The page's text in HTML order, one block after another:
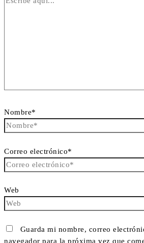
Nombre*
Correo electrónico*
Web
Guarda mi nombre, correo
navegador para la próxima vez que